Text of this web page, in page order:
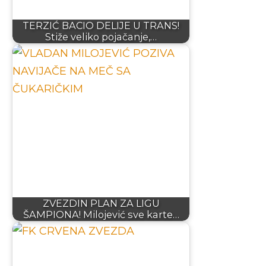
TERZIĆ BACIO DELIJE U TRANS!
Stiže veliko pojačanje,…
ZVEZDIN PLAN ZA LIGU
ŠAMPIONA! Milojević sve karte…